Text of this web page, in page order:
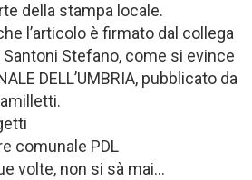
della stampa locale.
l’articolo è firmato dal collega
Stefano, come si evince
DELL’UMBRIA, pubblicato da
comunale PDL
volte, non si sà mai…